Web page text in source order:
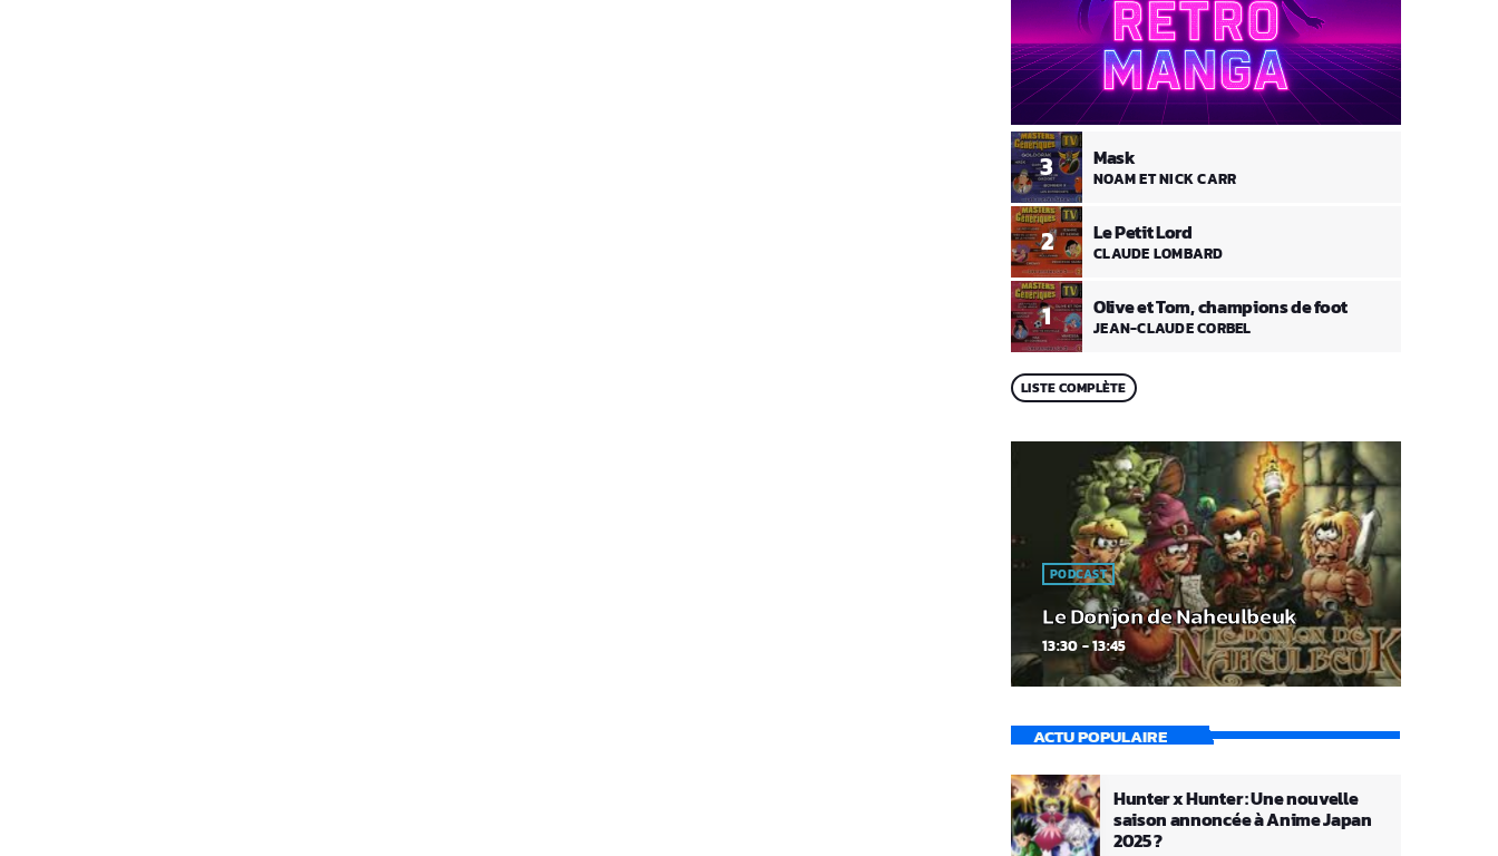
1 Olive et Tom, champions de foot
JEAN-CLAUDE CORBEL
2 Le Petit Lord
CLAUDE LOMBARD
3 Mask
NOAM ET NICK CARR
LISTE COMPLÈTE
PODCAST
Le Donjon de Naheulbeuk
13:30 - 13:45
ACTU POPULAIRE
Hunter x Hunter : Une nouvelle
saison annoncée à Anime Japan
2025 ?